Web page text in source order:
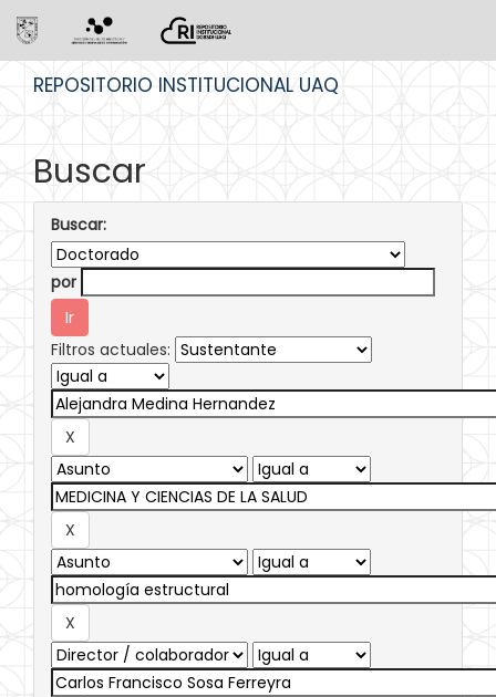
REPOSITORIO INSTITUCIONAL UAQ
Buscar
Buscar:
por
Filtros actuales: